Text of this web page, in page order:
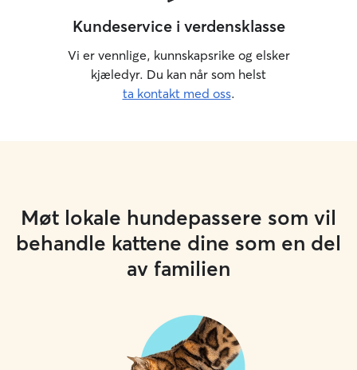
Kundeservice i verdensklasse
Vi er vennlige, kunnskapsrike og elsker
kjæledyr. Du kan når som helst
ta kontakt med oss.
Møt lokale hundepassere som vil
behandle kattene dine som en del
av familien